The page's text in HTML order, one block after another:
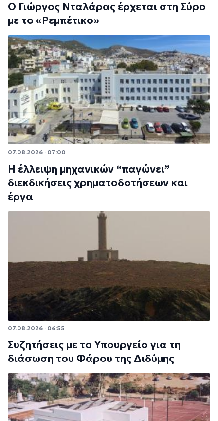
Ο Γιώργος Νταλάρας έρχεται στη Σύρο
με το «Ρεμπέτικο»
07.08.2026 · 07:00
Η έλλειψη μηχανικών “παγώνει”
διεκδικήσεις χρηματοδοτήσεων και
έργα
07.08.2026 · 06:55
Συζητήσεις με το Υπουργείο για τη
διάσωση του Φάρου της Διδύμης